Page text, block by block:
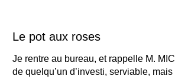
Le pot aux roses
Je rentre au bureau, et rappelle M.
de quelqu’un d’investi, serviable,